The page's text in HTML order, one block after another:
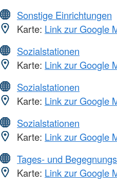
Sonstige Einrichtungen
Karte: Link zur Google
Sozialstationen
Karte: Link zur Google
Sozialstationen
Karte: Link zur Google
Sozialstationen
Karte: Link zur Google
Tages- und
Karte: Link zur Google